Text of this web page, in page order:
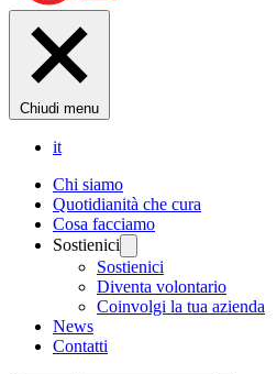
Chiudi menu
it
Chi siamo
Quotidianità che cura
Cosa facciamo
Sostienici
Sostienici
Diventa volontario
Coinvolgi la tua azienda
News
Contatti